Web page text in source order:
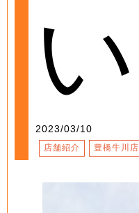
い
2023/03/10
店舗紹介 豊橋牛川店